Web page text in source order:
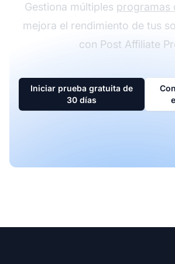
Gestiona múltiples programas
mejora el rendimiento de tus
con Post Affiliate
Iniciar prueba gratuita de
30 días